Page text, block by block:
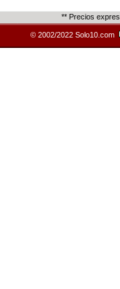
** Precios
© 2002/2022 Solo10.com